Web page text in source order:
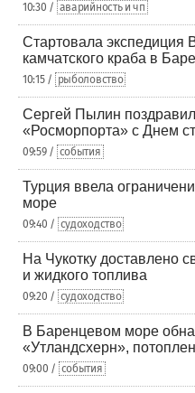
10:30 / аварийность и чп
Стартовала
камчатского краба в
10:15 / рыболовство
Сергей Пылин поздравил
«Росморпорта» с Днем
09:59 / события
Турция ввела
море
09:40 / судоходство
На Чукотку доставлено
и жидкого топлива
09:20 / судоходство
В Баренцевом море
«Утландсхерн»,
09:00 / события